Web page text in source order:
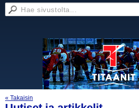
« Takaisin